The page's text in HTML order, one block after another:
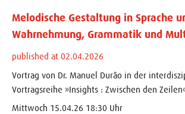
Melodische Gestaltung in Sprache
Wahrnehmung, Grammatik und
published at 02.04.2026
Vortrag von Dr. Manuel Durão in der
Vortragsreihe »Insights : Zwischen den
Mittwoch 15.04.26 18:30 Uhr